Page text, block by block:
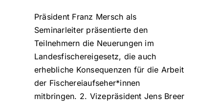
Präsident Franz Mersch als
Seminarleiter präsentierte den
Teilnehmern die Neuerungen im
Landesfischereigesetz, die auch
erhebliche Konsequenzen für die Arbeit
der Fischereiaufseher*innen
mitbringen. 2. Vizepräsident Jens Breer